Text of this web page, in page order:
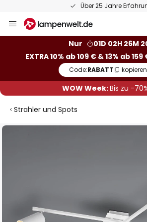
Über 25 Jahre
Inhalt
Nur
01D 02H 26M
EXTRA 10% ab 109 € & 13% ab 159
Code:RABATT kopieren
WOW Week:Bis zu -
Strahler und Spots
Zum